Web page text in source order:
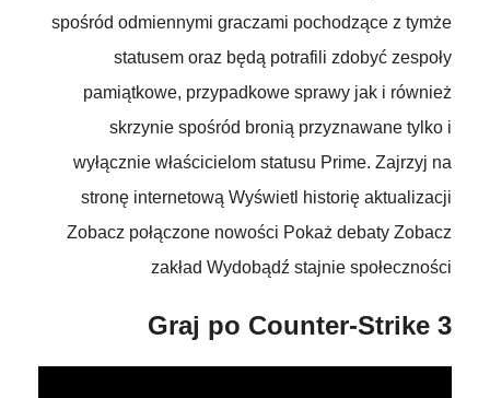
spośród odmiennymi graczami pochodzące z tymże
statusem oraz będą potrafili zdobyć zespoły
pamiątkowe, przypadkowe sprawy jak i również
skrzynie spośród bronią przyznawane tylko i
wyłącznie właścicielom statusu Prime. Zajrzyj na
stronę internetową Wyświetl historię aktualizacji
Zobacz połączone nowości Pokaż debaty Zobacz
zakład Wydobądź stajnie społeczności
Graj po Counter-Strike 3